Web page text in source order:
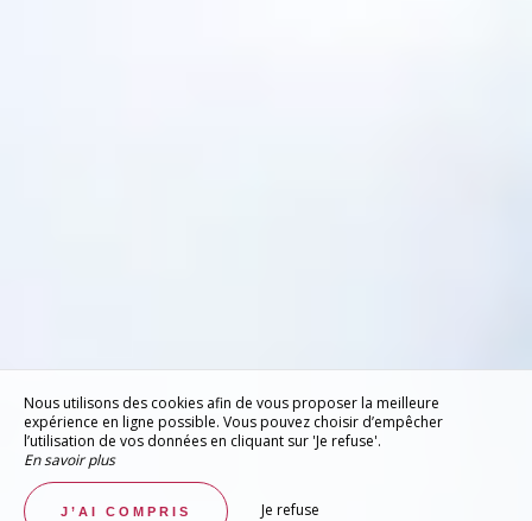
Nous utilisons des cookies afin de vous proposer la meilleure
expérience en ligne possible. Vous pouvez choisir d’empêcher
l’utilisation de vos données en cliquant sur 'Je refuse'.
En savoir plus
J’AI COMPRIS Je refuse